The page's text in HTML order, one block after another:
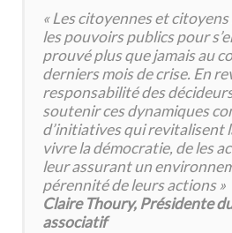
« Les citoyennes et
les pouvoirs publics pour
prouvé plus que jamais au
derniers mois de crise. En
responsabilité des
soutenir ces dynamiques
d’initiatives qui revitalisent
vivre la démocratie, de les
leur assurant un
pérennité de leurs actions »
Claire Thoury, Présidente
associatif